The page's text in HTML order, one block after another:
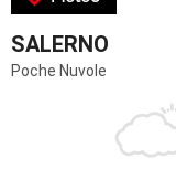
SALERNO
Poche Nuvole